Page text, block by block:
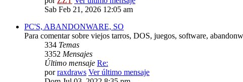
Sab Feb 21, 2026 12:05 am
PC'S, ABANDONWARE, SO
Para comentar sobre viejos tarros, DOS, juegos, software,
334 Temas
3352 Mensajes
Último mensaje Re:
porraxdraws Ver último mensaje